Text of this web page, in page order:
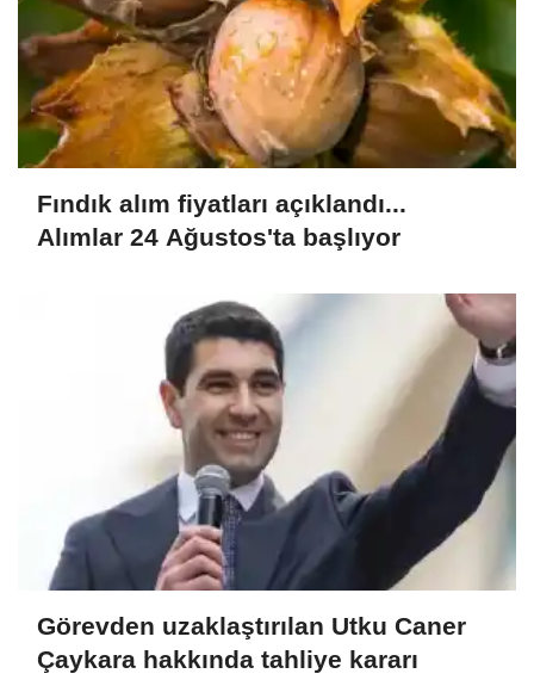
Fındık alım fiyatları açıklandı...
Alımlar 24 Ağustos'ta başlıyor
Görevden uzaklaştırılan Utku Caner
Çaykara hakkında tahliye kararı